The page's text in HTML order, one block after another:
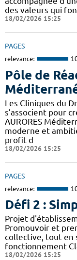
des valeurs qui
18/02/2026 15:25
PAGES
relevance:
Pôle de
Les Cliniques du
s’associent pour
AURORES
moderne et
profit d
18/02/2026 15:25
PAGES
relevance:
Défi 2 :
Projet
Promouvoir et
collective, tout en
fonctionnement
18/02/2026 15:25